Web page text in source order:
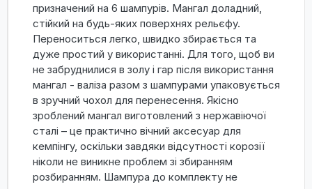
призначений на 6 шампурів. Мангал доладний,
стійкий на будь-яких поверхнях рельєфу.
Переноситься легко, швидко збирається та
дуже простий у використанні. Для того, щоб ви
не забруднилися в золу і гар після використання
мангал - валіза разом з шампурами упаковується
в зручний чохол для перенесення. Якісно
зроблений мангал виготовлений з нержавіючої
сталі – це практично вічний аксесуар для
кемпінгу, оскільки завдяки відсутності корозії
ніколи не виникне проблем зі збиранням
розбиранням. Шампура до комплекту не